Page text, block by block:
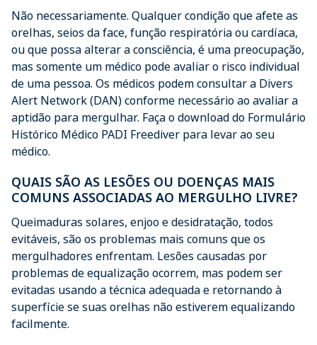
Não necessariamente. Qualquer condição que afete as
orelhas, seios da face, função respiratória ou cardíaca,
ou que possa alterar a consciência, é uma preocupação,
mas somente um médico pode avaliar o risco individual
de uma pessoa. Os médicos podem consultar a Divers
Alert Network (DAN) conforme necessário ao avaliar a
aptidão para mergulhar. Faça o download do Formulário
Histórico Médico PADI Freediver para levar ao seu
médico.
QUAIS SÃO AS LESÕES OU DOENÇAS MAIS
COMUNS ASSOCIADAS AO MERGULHO LIVRE?
Queimaduras solares, enjoo e desidratação, todos
evitáveis, são os problemas mais comuns que os
mergulhadores enfrentam. Lesões causadas por
problemas de equalização ocorrem, mas podem ser
evitadas usando a técnica adequada e retornando à
superfície se suas orelhas não estiverem equalizando
facilmente.